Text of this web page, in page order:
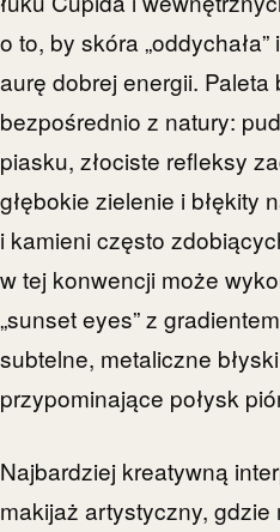
o to, by skóra „oddychała”
aurę dobrej energii. Paleta
bezpośrednio z natury:
piasku, złociste refleksy
głębokie zielenie i błękity
i kamieni często
w tej konwencji może
„sunset eyes” z
subtelne, metaliczne
przypominające połysk
Najbardziej kreatywną
makijaż artystyczny,